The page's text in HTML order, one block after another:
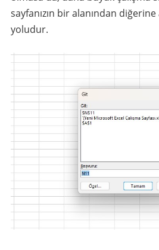
sayfanızın bir alanından
yoludur.